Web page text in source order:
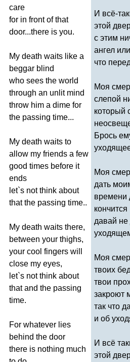
care
for in front of that
door...there is you.
My death waits like a
beggar blind
who sees the world
through an unlit mind
throw him a dime for
the passing time...
My death waits to
allow my friends a few
good times before it
ends
let`s not think about
that the passing time..
My death waits there,
between your thighs,
your cool fingers will
close my eyes,
let`s not think about
that and the passing
time.
For whatever lies
behind the door
there is nothing much
И всё-
этой
с этим
ангел
что
Моя
слепой
который
Брось
Моя
дать
времени
кончится
давай не
Моя
твоих
твои
закроют
так что
и об
И всё
этой